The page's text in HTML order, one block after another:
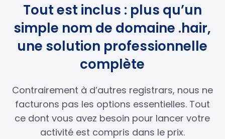
Tout est inclus : plus qu’un
simple nom de domaine .hair,
une solution professionnelle
complète
Contrairement à d’autres registrars, nous ne
facturons pas les options essentielles. Tout
ce dont vous avez besoin pour lancer votre
activité est compris dans le prix.